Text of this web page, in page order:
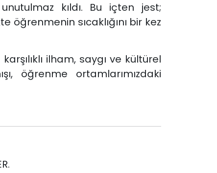
kıldı. Bu içten jest;
öğrenmenin sıcaklığını bir kez
ilham, saygı ve kültürel
öğrenme ortamlarımızdaki